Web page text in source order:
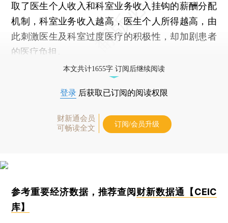
取了医生个人收入和科室业务收入挂钩的薪酬分配
机制，科室业务收入越高，医生个人所得越高，由
此刺激医生及科室过度医疗的积极性，却加剧患者
的医疗负担。
本文共计1655字 订阅后继续阅读
登录 后获取已订阅的阅读权限
财新通会员
可畅读全文
订阅/会员升级
参考重要经济数据，推荐查阅 财新数据通【CEIC
库】